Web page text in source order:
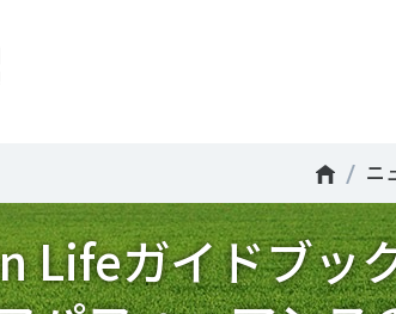
ポーツをささえるのか ＃部活動 ＃ア
向けさまざまな
。客観的な分
スポーツライフ・デー
スポーツ白書
政策提言
業・教育機関等と連携し、スポー
ツ振興、地域課題の解決につなが
ア
自
各
ル」の理念を共有する国際機関や
国際会議での研究成果の発表など
国
諸
諸
いての論考、部
率などのスポー
運動部活動の実態と地
移行
スポーツ時事問題
ニ
Lifeガイドブッ